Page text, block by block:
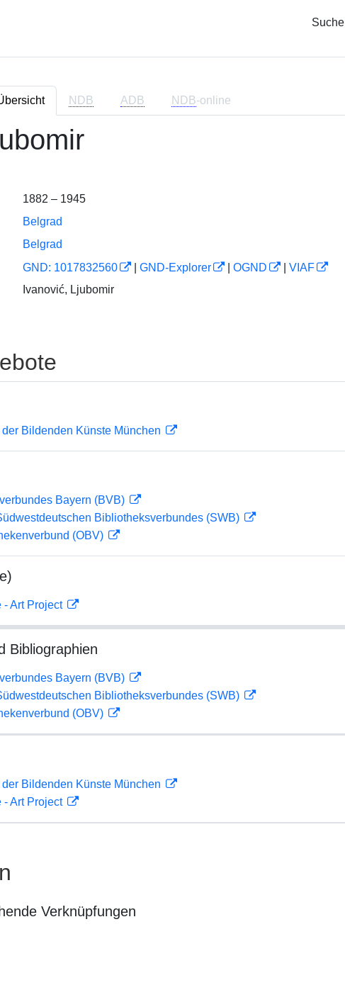
Suche
NDB ADB NDB-online
1882 – 1945
Belgrad
Belgrad
GND: 1017832560 GND-Explorer OGND
VIAF
Ivanović, Ljubomir
Bildenden Künste München
Bayern (BVB)
Bibliotheksverbundes (SWB)
(OBV)
- Art Project
Bibliographien
Bayern (BVB)
Bibliotheksverbundes (SWB)
(OBV)
Bildenden Künste München
- Art Project
Verknüpfungen